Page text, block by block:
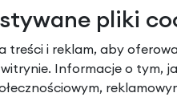
pliki
treści i reklam, aby
Informacje o tym,